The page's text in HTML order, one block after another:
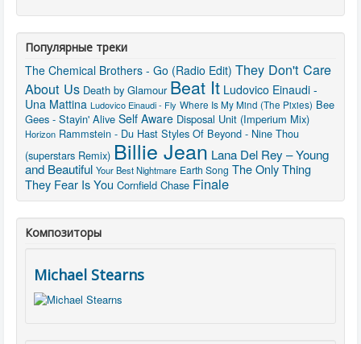
Популярные треки
The Chemical Brothers - Go (Radio Edit) They Don't Care
About Us Death by Glamour Beat It Ludovico Einaudi -
Una Mattina Ludovico Einaudi - Fly Where Is My Mind (The Pixies) Bee
Gees - Stayin' Alive Self Aware Disposal Unit (Imperium Mix)
Horizon Rammstein - Du Hast Styles Of Beyond - Nine Thou
(superstars Remix) Billie Jean Lana Del Rey – Young
and Beautiful Your Best Nightmare Earth Song The Only Thing
They Fear Is You Cornfield Chase Finale
Композиторы
Michael Stearns